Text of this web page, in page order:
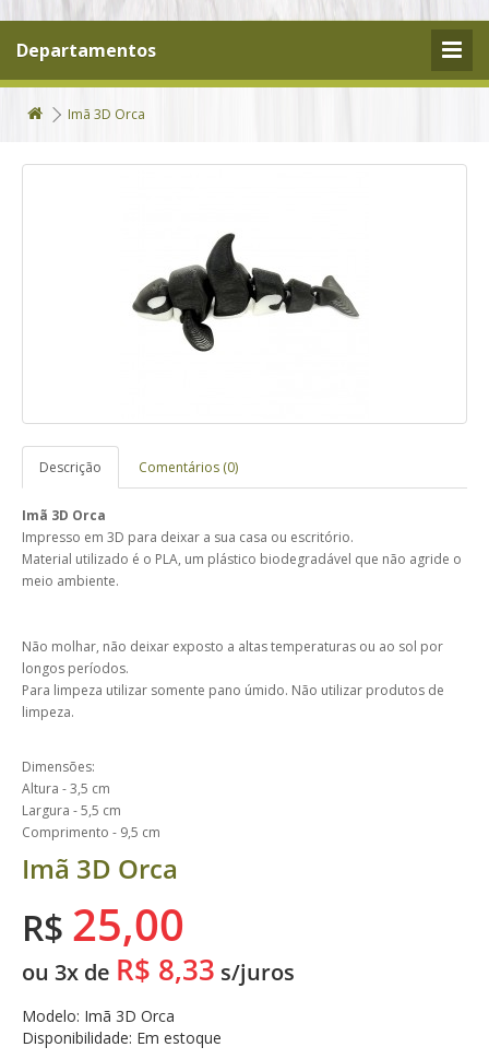
Departamentos
Imã 3D Orca
Descrição Comentários (0)
Imã 3D Orca
Impresso em 3D para deixar a sua casa ou escritório.
Material utilizado é o PLA, um plástico biodegradável que não agride o
meio ambiente.
Não molhar, não deixar exposto a altas temperaturas ou ao sol por
longos períodos.
Para limpeza utilizar somente pano úmido. Não utilizar produtos de
limpeza.
Dimensões:
Altura - 3,5 cm
Largura - 5,5 cm
Comprimento - 9,5 cm
Imã 3D Orca
R$ 25,00
ou 3x de R$ 8,33 s/juros
Modelo: Imã 3D Orca
Disponibilidade: Em estoque